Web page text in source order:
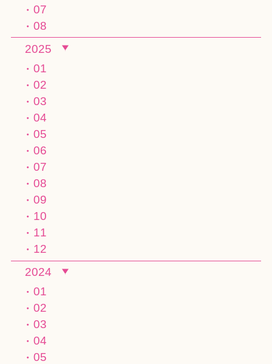
07
08
2025
01
02
03
04
05
06
07
08
09
10
11
12
2024
01
02
03
04
05